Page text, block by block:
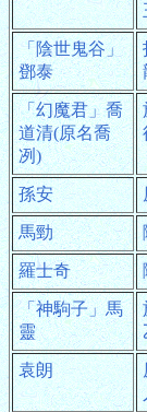
「陰世鬼谷」
鄧泰
「幻魔君」喬
道清(原名喬
冽)
孫安
馬勁
羅士奇
「神駒子」馬
靈
袁朗